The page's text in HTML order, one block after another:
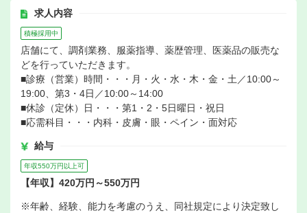
求人内容
積極採用中
店舗にて、調剤業務、服薬指導、薬歴管理、医薬品の販売な
どを行っていただきます。
■診療（営業）時間・・・月・火・水・木・金・土／10:00～
19:00、第3・4日／10:00～14:00
■休診（定休）日・・・第1・2・5日曜日・祝日
■応需科目・・・内科・皮膚・眼・ペイン・面対応
給与
年収550万円以上可
【年収】420万円～550万円
※年齢、経験、能力を考慮のうえ、同社規定により決定致し